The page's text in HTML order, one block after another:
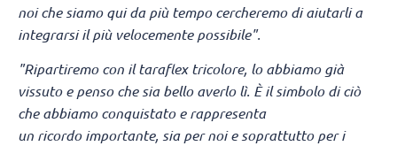
noi che siamo qui da più tempo cercheremo di aiutarli a
integrarsi il più velocemente possibile".
"Ripartiremo con il taraflex tricolore, lo abbiamo già
vissuto e penso che sia bello averlo lì. È il simbolo di ciò
che abbiamo conquistato e rappresenta
un ricordo importante, sia per noi e soprattutto per i